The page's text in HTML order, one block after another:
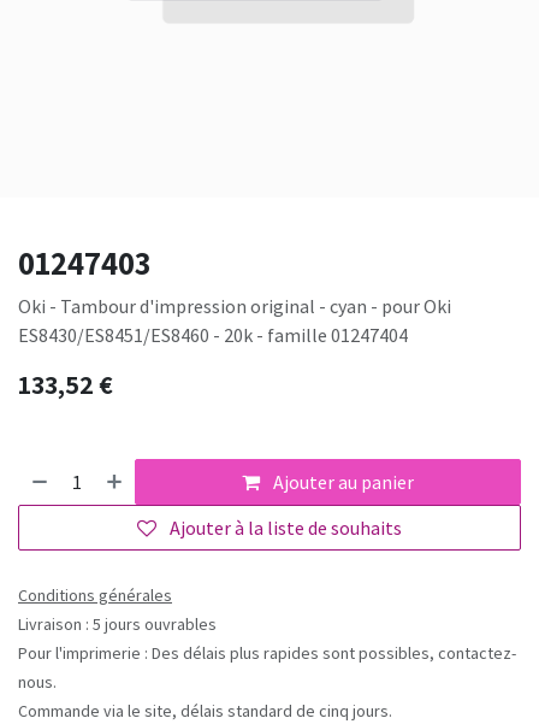
01247403
Oki - Tambour d'impression original - cyan - pour Oki
ES8430/ES8451/ES8460 - 20k - famille 01247404
133,52€
Ajouter au panier
Ajouter à la liste de souhaits
Conditions générales
Livraison : 5 jours ouvrables
Pour l'imprimerie : Des délais plus rapides sont possibles, contactez-
nous.
Commande via le site, délais standard de cinq jours.